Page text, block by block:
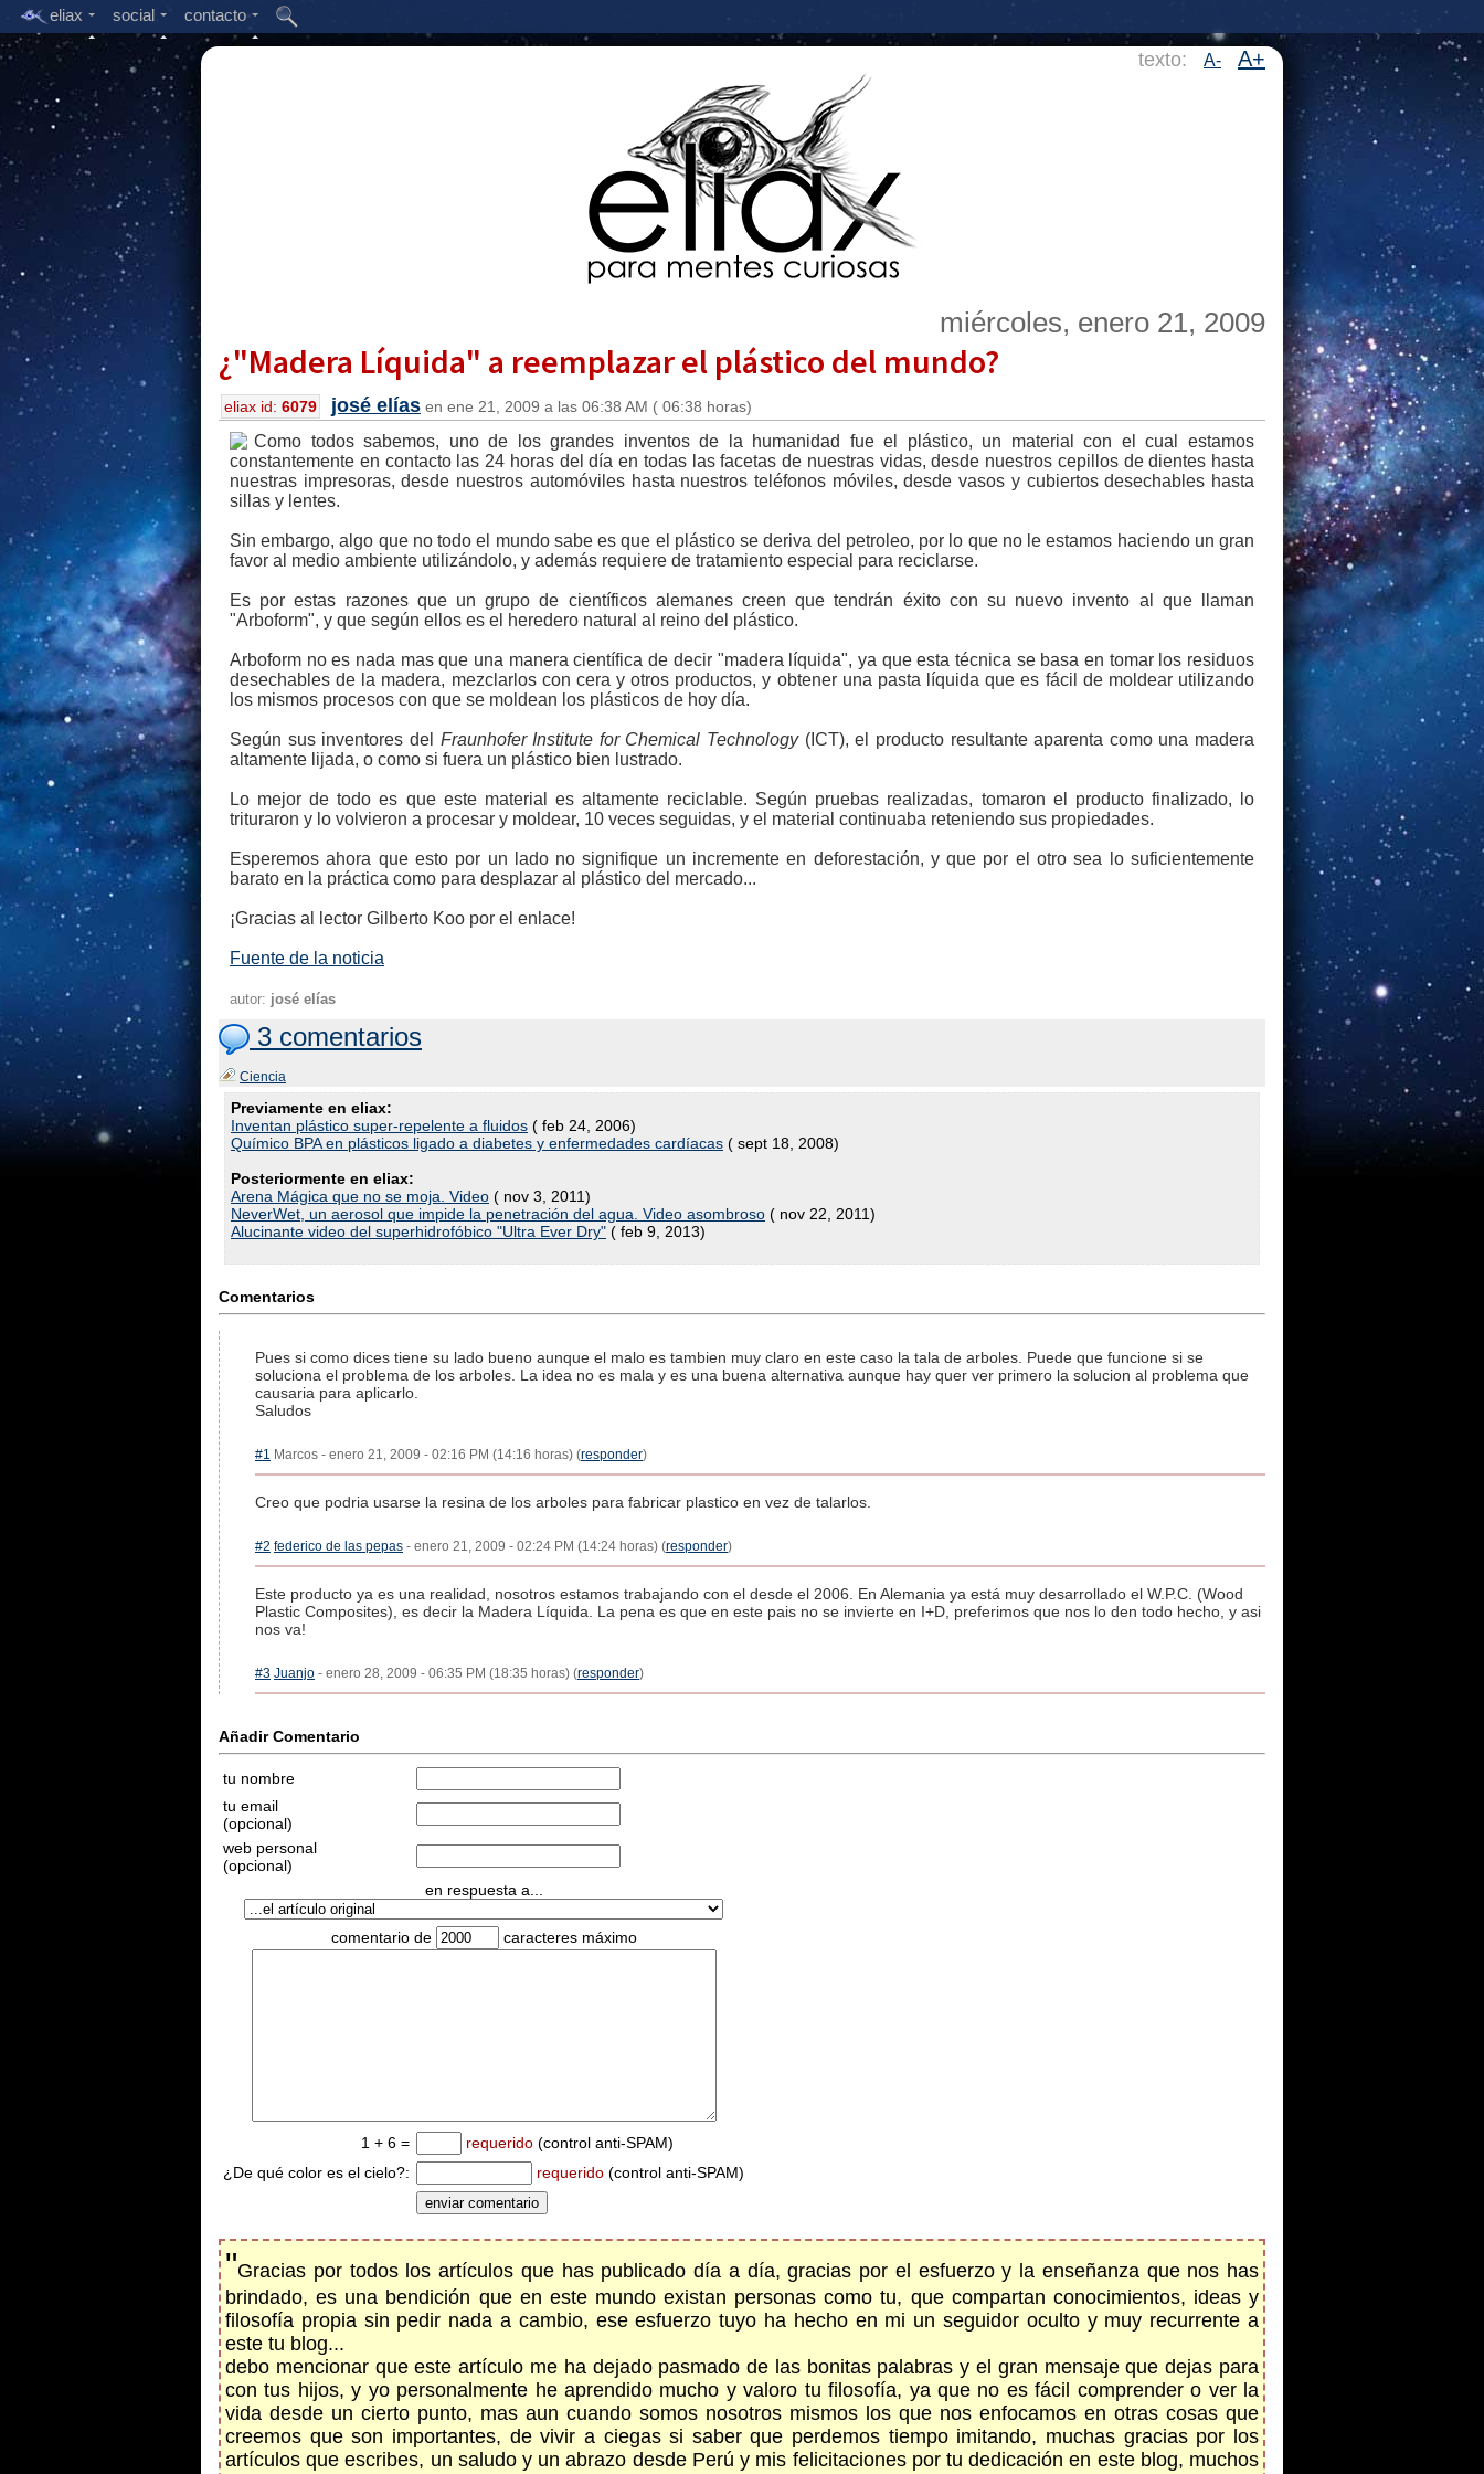
eliax social contacto
texto: A- A+
miércoles, enero 21, 2009
¿"Madera Líquida" a reemplazar el plástico del mundo?
eliax id: 6079 josé elías en ene 21, 2009 a las 06:38 AM ( 06:38 horas)
Como todos sabemos, uno de los grandes inventos de la humanidad fue el plástico, un material con el cual estamos
constantemente en contacto las 24 horas del día en todas las facetas de nuestras vidas, desde nuestros cepillos de dientes hasta
nuestras impresoras, desde nuestros automóviles hasta nuestros teléfonos móviles, desde vasos y cubiertos desechables hasta
sillas y lentes.
Sin embargo, algo que no todo el mundo sabe es que el plástico se deriva del petroleo, por lo que no le estamos haciendo un gran
favor al medio ambiente utilizándolo, y además requiere de tratamiento especial para reciclarse.
Es por estas razones que un grupo de científicos alemanes creen que tendrán éxito con su nuevo invento al que llaman
"Arboform", y que según ellos es el heredero natural al reino del plástico.
Arboform no es nada mas que una manera científica de decir "madera líquida", ya que esta técnica se basa en tomar los residuos
desechables de la madera, mezclarlos con cera y otros productos, y obtener una pasta líquida que es fácil de moldear utilizando
los mismos procesos con que se moldean los plásticos de hoy día.
Según sus inventores del Fraunhofer Institute for Chemical Technology(ICT), el producto resultante aparenta como una madera
altamente lijada, o como si fuera un plástico bien lustrado.
Lo mejor de todo es que este material es altamente reciclable. Según pruebas realizadas, tomaron el producto finalizado, lo
trituraron y lo volvieron a procesar y moldear, 10 veces seguidas, y el material continuaba reteniendo sus propiedades.
Esperemos ahora que esto por un lado no signifique un incremente en deforestación, y que por el otro sea lo suficientemente
barato en la práctica como para desplazar al plástico del mercado...
¡Gracias al lector Gilberto Koo por el enlace!
Fuente de la noticia
autor: josé elías
3 comentarios
Ciencia
Previamente en eliax:
Inventan plástico super-repelente a fluidos ( feb 24, 2006)
Químico BPA en plásticos ligado a diabetes y enfermedades cardíacas ( sept 18, 2008)
Posteriormente en eliax:
Arena Mágica que no se moja. Video ( nov 3, 2011)
NeverWet, un aerosol que impide la penetración del agua. Video asombroso ( nov 22, 2011)
Alucinante video del superhidrofóbico "Ultra Ever Dry" ( feb 9, 2013)
Comentarios
Pues si como dices tiene su lado bueno aunque el malo es tambien muy claro en este caso la tala de arboles. Puede que funcione si se
soluciona el problema de los arboles. La idea no es mala y es una buena alternativa aunque hay quer ver primero la solucion al problema que
causaria para aplicarlo.
Saludos
#1 Marcos - enero 21, 2009 - 02:16 PM (14:16 horas) (responder)
Creo que podria usarse la resina de los arboles para fabricar plastico en vez de talarlos.
#2 federico de las pepas - enero 21, 2009 - 02:24 PM (14:24 horas) (responder)
Este producto ya es una realidad, nosotros estamos trabajando con el desde el 2006. En Alemania ya está muy desarrollado el W.P.C. (Wood
Plastic Composites), es decir la Madera Líquida. La pena es que en este pais no se invierte en I+D, preferimos que nos lo den todo hecho, y asi
nos va!
#3 Juanjo - enero 28, 2009 - 06:35 PM (18:35 horas) (responder)
Añadir Comentario
tu nombre
tu email
(opcional)
web personal
(opcional)
en respuesta a...
comentario de caracteres máximo
1 + 6 = requerido (control anti-SPAM)
¿De qué color es el cielo?:
requerido (control anti-SPAM)
"Gracias por todos los artículos que has publicado día a día, gracias por el esfuerzo y la enseñanza que nos has
brindado, es una bendición que en este mundo existan personas como tu, que compartan conocimientos, ideas y
filosofía propia sin pedir nada a cambio, ese esfuerzo tuyo ha hecho en mi un seguidor oculto y muy recurrente a
este tu blog...
debo mencionar que este artículo me ha dejado pasmado de las bonitas palabras y el gran mensaje que dejas para
con tus hijos, y yo personalmente he aprendido mucho y valoro tu filosofía, ya que no es fácil comprender o ver la
vida desde un cierto punto, mas aun cuando somos nosotros mismos los que nos enfocamos en otras cosas que
creemos que son importantes, de vivir a ciegas si saber que perdemos tiempo imitando, muchas gracias por los
artículos que escribes, un saludo y un abrazo desde Perú y mis felicitaciones por tu dedicación en este blog, muchos